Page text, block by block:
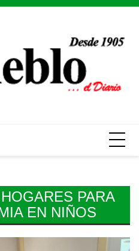
PARA
EN NIÑOS